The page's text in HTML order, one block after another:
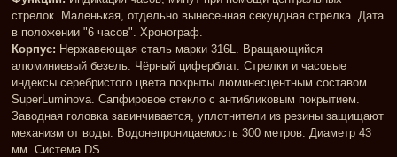
стрелок. Маленькая, отдельно вынесенная секундная стрелка. Дата
в положении "6 часов". Хронограф.
Корпус: Нержавеющая сталь марки 316L. Вращающийся
алюминиевый безель. Чёрный циферблат. Стрелки и часовые
индексы серебристого цвета покрыты люминесцентным составом
SuperLuminova. Сапфировое стекло с антибликовым покрытием.
Заводная головка завинчивается, уплотнители из резины защищают
механизм от воды. Водонепроницаемость 300 метров. Диаметр 43
мм. Система DS.